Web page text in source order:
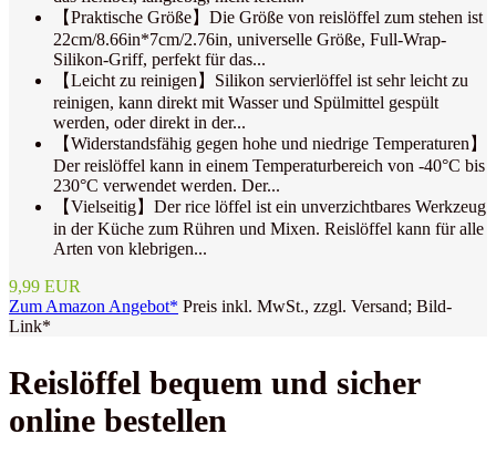
【Praktische Größe】Die Größe von reislöffel zum stehen ist
22cm/8.66in*7cm/2.76in, universelle Größe, Full-Wrap-
Silikon-Griff, perfekt für das...
【Leicht zu reinigen】Silikon servierlöffel ist sehr leicht zu
reinigen, kann direkt mit Wasser und Spülmittel gespült
werden, oder direkt in der...
【Widerstandsfähig gegen hohe und niedrige Temperaturen】
Der reislöffel kann in einem Temperaturbereich von -40°C bis
230°C verwendet werden. Der...
【Vielseitig】Der rice löffel ist ein unverzichtbares Werkzeug
in der Küche zum Rühren und Mixen. Reislöffel kann für alle
Arten von klebrigen...
9,99 EUR
Zum Amazon Angebot* Preis inkl. MwSt., zzgl. Versand; Bild-
Link*
Reislöffel bequem und sicher
online bestellen